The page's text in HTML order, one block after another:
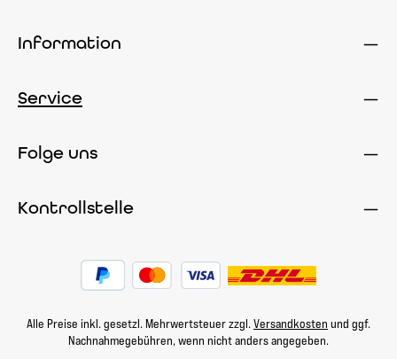
Information
Service
Folge uns
Kontrollstelle
Alle Preise inkl. gesetzl. Mehrwertsteuer zzgl. Versandkosten und ggf.
Nachnahmegebühren, wenn nicht anders angegeben.